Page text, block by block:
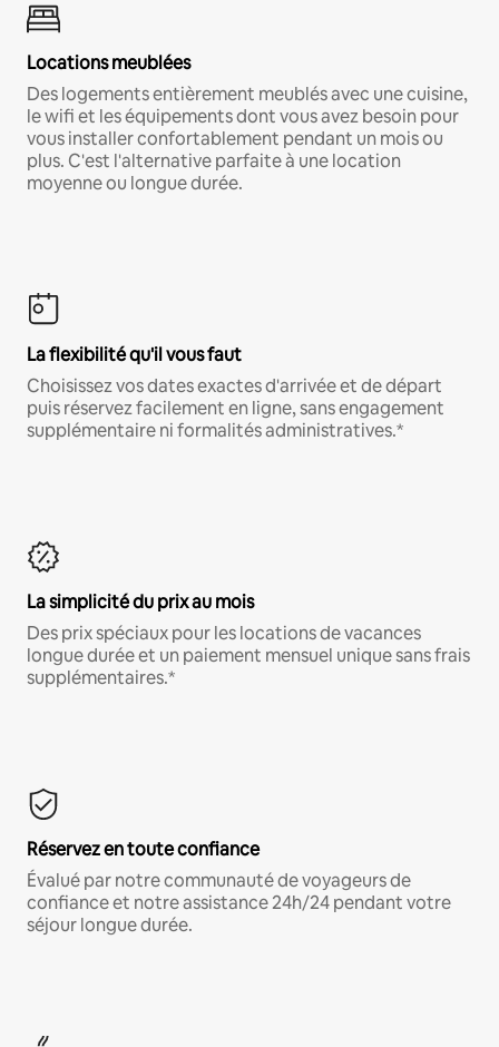
Locations meublées
Des logements entièrement meublés avec une cuisine,
le wifi et les équipements dont vous avez besoin pour
vous installer confortablement pendant un mois ou
plus. C'est l'alternative parfaite à une location
moyenne ou longue durée.
La flexibilité qu'il vous faut
Choisissez vos dates exactes d'arrivée et de départ
puis réservez facilement en ligne, sans engagement
supplémentaire ni formalités administratives.*
La simplicité du prix au mois
Des prix spéciaux pour les locations de vacances
longue durée et un paiement mensuel unique sans frais
supplémentaires.*
Réservez en toute confiance
Évalué par notre communauté de voyageurs de
confiance et notre assistance 24h/24 pendant votre
séjour longue durée.